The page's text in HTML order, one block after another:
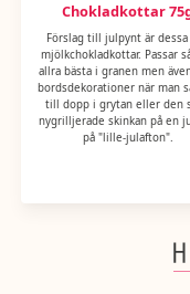
Chokladkottar
Förslag till julpynt är dessa
mjölkchokladkottar. Passar
allra bästa i granen men
bordsdekorationer när man
till dopp i grytan eller den
nygrilljerade skinkan på en
på "lille-julafton".